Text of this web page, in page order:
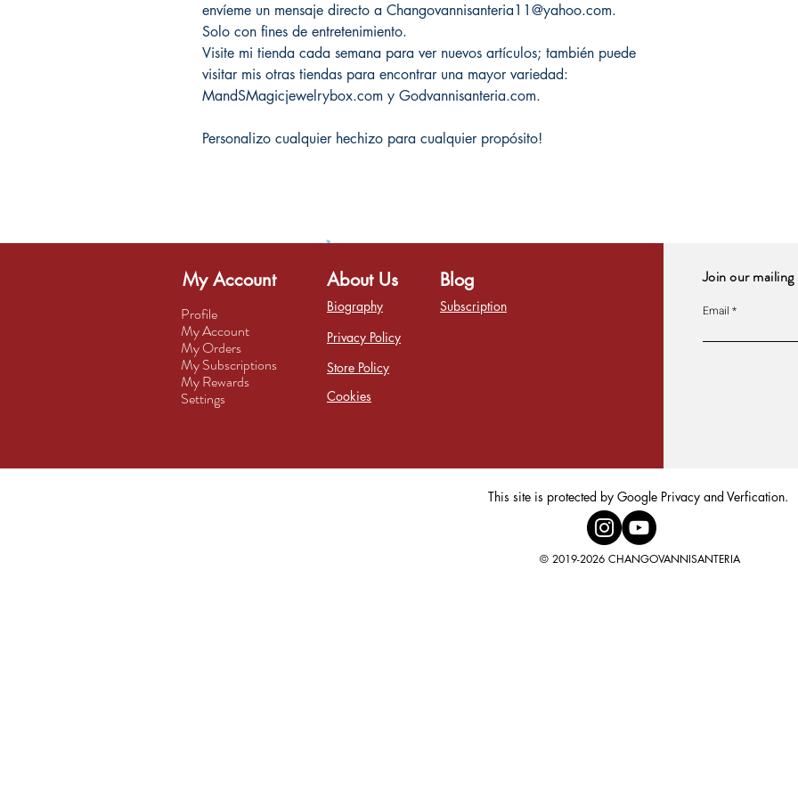
envíeme un mensaje directo a Changovannisanteria11@yahoo.com.
Solo con fines de entretenimiento.
Visite mi tienda cada semana para ver nuevos artículos; también puede
visitar mis otras tiendas para encontrar una mayor variedad:
MandSMagicjewelrybox.com y Godvannisanteria.com.
Personalizo cualquier hechizo para cualquier propósito!
My Account
Profile
My Account
My Orders
My Subscriptions
My Rewards
Settings
About Us
Biography
Privacy Policy
Store Policy
Cookies
Blog
Subscription
Join our
Email
This site is protected by Google Privacy and Verfication.
© 2019-2026 CHANGOVANNISANTERIA